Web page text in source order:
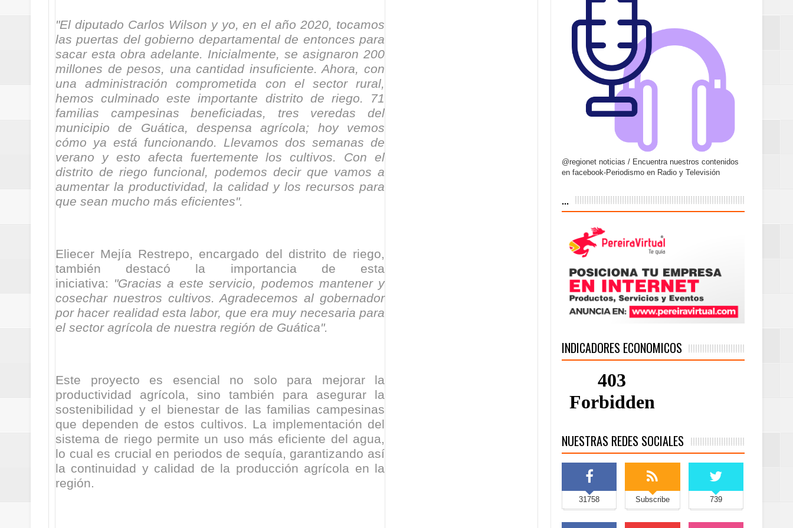
"El diputado Carlos Wilson y yo, en el año 2020, tocamos
las puertas del gobierno departamental de entonces para
sacar esta obra adelante. Inicialmente, se asignaron 200
millones de pesos, una cantidad insuficiente. Ahora, con
una administración comprometida con el sector rural,
hemos culminado este importante distrito de riego. 71
familias campesinas beneficiadas, tres veredas del
municipio de Guática, despensa agrícola; hoy vemos
cómo ya está funcionando. Llevamos dos semanas de
verano y esto afecta fuertemente los cultivos. Con el
distrito de riego funcional, podemos decir que vamos a
aumentar la productividad, la calidad y los recursos para
que sean mucho más eficientes".
Eliecer Mejía Restrepo, encargado del distrito de riego,
también destacó la importancia de esta
iniciativa: "Gracias a este servicio, podemos mantener y
cosechar nuestros cultivos. Agradecemos al gobernador
por hacer realidad esta labor, que era muy necesaria para
el sector agrícola de nuestra región de Guática".
Este proyecto es esencial no solo para mejorar la
productividad agrícola, sino también para asegurar la
sostenibilidad y el bienestar de las familias campesinas
que dependen de estos cultivos. La implementación del
sistema de riego permite un uso más eficiente del agua,
lo cual es crucial en periodos de sequía, garantizando así
la continuidad y calidad de la producción agrícola en la
región.
@regionet noticias / Encuentra nuestros contenidos
en facebook-Periodismo en Radio y Televisión
...
INDICADORES ECONOMICOS
NUESTRAS REDES SOCIALES
31758 Subscribe 739